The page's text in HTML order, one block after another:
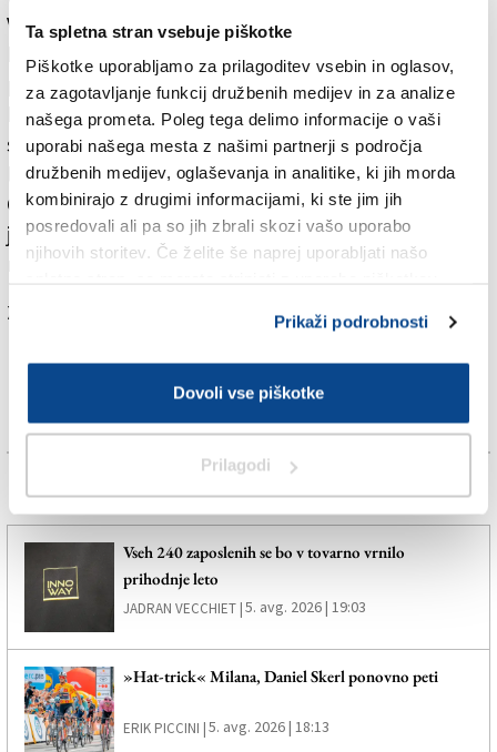
Ta spletna stran vsebuje piškotke
Piškotke uporabljamo za prilagoditev vsebin in oglasov,
za zagotavljanje funkcij družbenih medijev in za analize
našega prometa. Poleg tega delimo informacije o vaši
uporabi našega mesta z našimi partnerji s področja
družbenih medijev, oglaševanja in analitike, ki jih morda
kombinirajo z drugimi informacijami, ki ste jim jih
posredovali ali pa so jih zbrali skozi vašo uporabo
njihovih storitev. Če želite še naprej uporabljati našo
Prikaži podrobnosti
Dovoli vse piškotke
Prilagodi
V kmetijski zadrugi ocenjujejo, da bo letina še enkrat
boljša kot je bila lani. Predsednik zadruge je ob
podpisu pogodbe poudaril, da letos pričakujejo
bistveno boljšo letino kot lani, ko jo je močno oklestila
spomladanska pozeba. Ocenjujejo, da bo skupna
letina breskev znašala okrog 800 ton.
Odkup sadja se bo predvidoma začel v tretjem tednu
julija, v Fructalu se bodo prilagodili vremenskim
razmeram in zorenju sadja.
Za branje in pisanje komentarjevje potrebna prijava
Več novic
Vseh 240 zaposlenih se bo v tovarno vrnilo
prihodnje leto
JADRAN VECCHIET |5. avg. 2026 | 19:03
»Hat-trick« Milana, Daniel Skerl ponovno peti
ERIK PICCINI |5. avg. 2026 | 18:13